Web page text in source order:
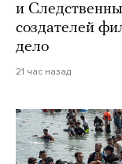
и
создателей
дело
21 час назад